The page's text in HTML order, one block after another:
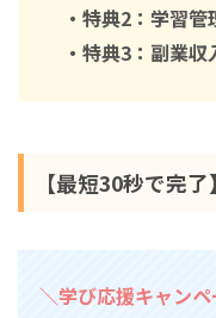
・特典2：学習
・特典3：副業
【最短30秒で完
＼学び応援キャン